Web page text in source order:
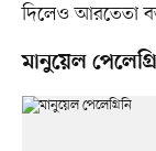
দিলেও আরতেতা
মানুয়েল